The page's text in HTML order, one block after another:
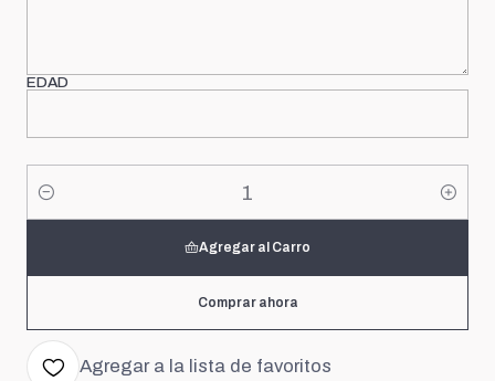
EDAD
Cantidad
Agregar al Carro
Comprar ahora
Agregar a la lista de favoritos